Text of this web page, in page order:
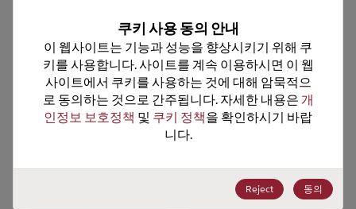
3A991.A.2
추천 대체 제품
쿠키 사용 동의 안내
이 웹사이트는 기능과 성능을 향상시키기 위해 쿠
키를 사용합니다. 사이트를 계속 이용하시면 이 웹
사이트에서 쿠키를 사용하는 것에 대해 암묵적으
로 동의하는 것으로 간주됩니다. 자세한 내용은 개
인정보 보호정책 및 쿠키 정책을 확인하시기 바랍
니다.
Reject 동의